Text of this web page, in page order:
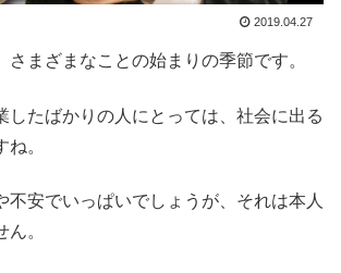
2019.04.27
さまざまなことの始まりの季節です。
したばかりの人にとっては、社会に出る
。
不安でいっぱいでしょうが、それは本人
。